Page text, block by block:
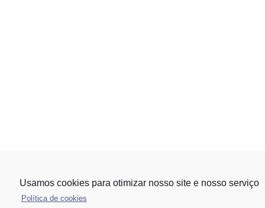
Usamos cookies para otimizar nosso site e nosso serviço
Política de cookies